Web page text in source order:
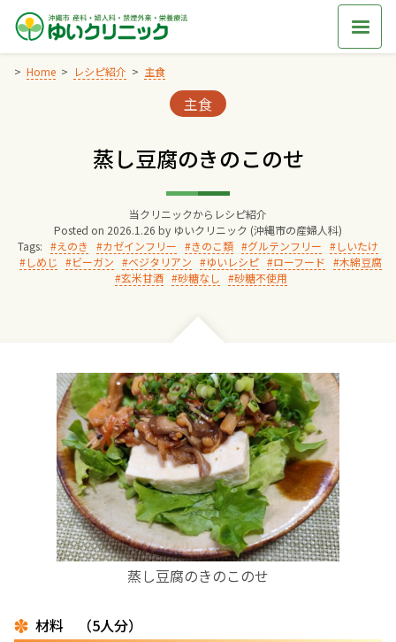
Skip
content
Home レシピ紹介 主食
Categories:
主食
蒸し豆腐のきのこのせ
当クリニックからレシピ紹介
Posted on 2026.1.26 by ゆいクリニック (沖縄市の産婦人科)
Tags:
えのき カゼインフリー きのこ類 グルテンフリー
しいたけ
しめじ
ビーガン ベジタリアン ゆいレシピ ローフード
木綿豆腐
玄米甘酒
砂糖なし 砂糖不使用
蒸し豆腐のきのこのせ
材料 （5人分）
院長からのごあいさつ
ゆいクリニックの経営理念
診療料金
妊婦健診
お産について
親と子の結びつき支援
母乳育児
予防接種